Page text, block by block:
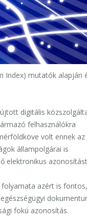
Index) mutatók alapján
digitális
felhasználókra
volt ennek az
állampolgárai is
elektronikus
folyamata azért is
fokú azonosítás.